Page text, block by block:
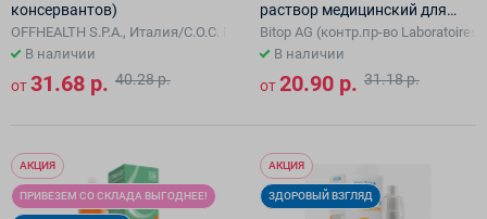
консервантов)
OFFHEALTH S.P.A., Италия/C.O.C. FARMACEUTICI S.R.L
В наличии
от31.68 р. 40.28 р.
раствор медицинский для
офтальмологии , 10 мл.
Bitop AG (контр.пр-во
В наличии
от20.90 р. 31.18 р.
АКЦИЯ
ПРИВЕЗЕМ СО СКЛАДА ВЫГОДНЕЕ!
АКЦИЯ
ЗДОРОВЫЙ ВЗГЛЯД